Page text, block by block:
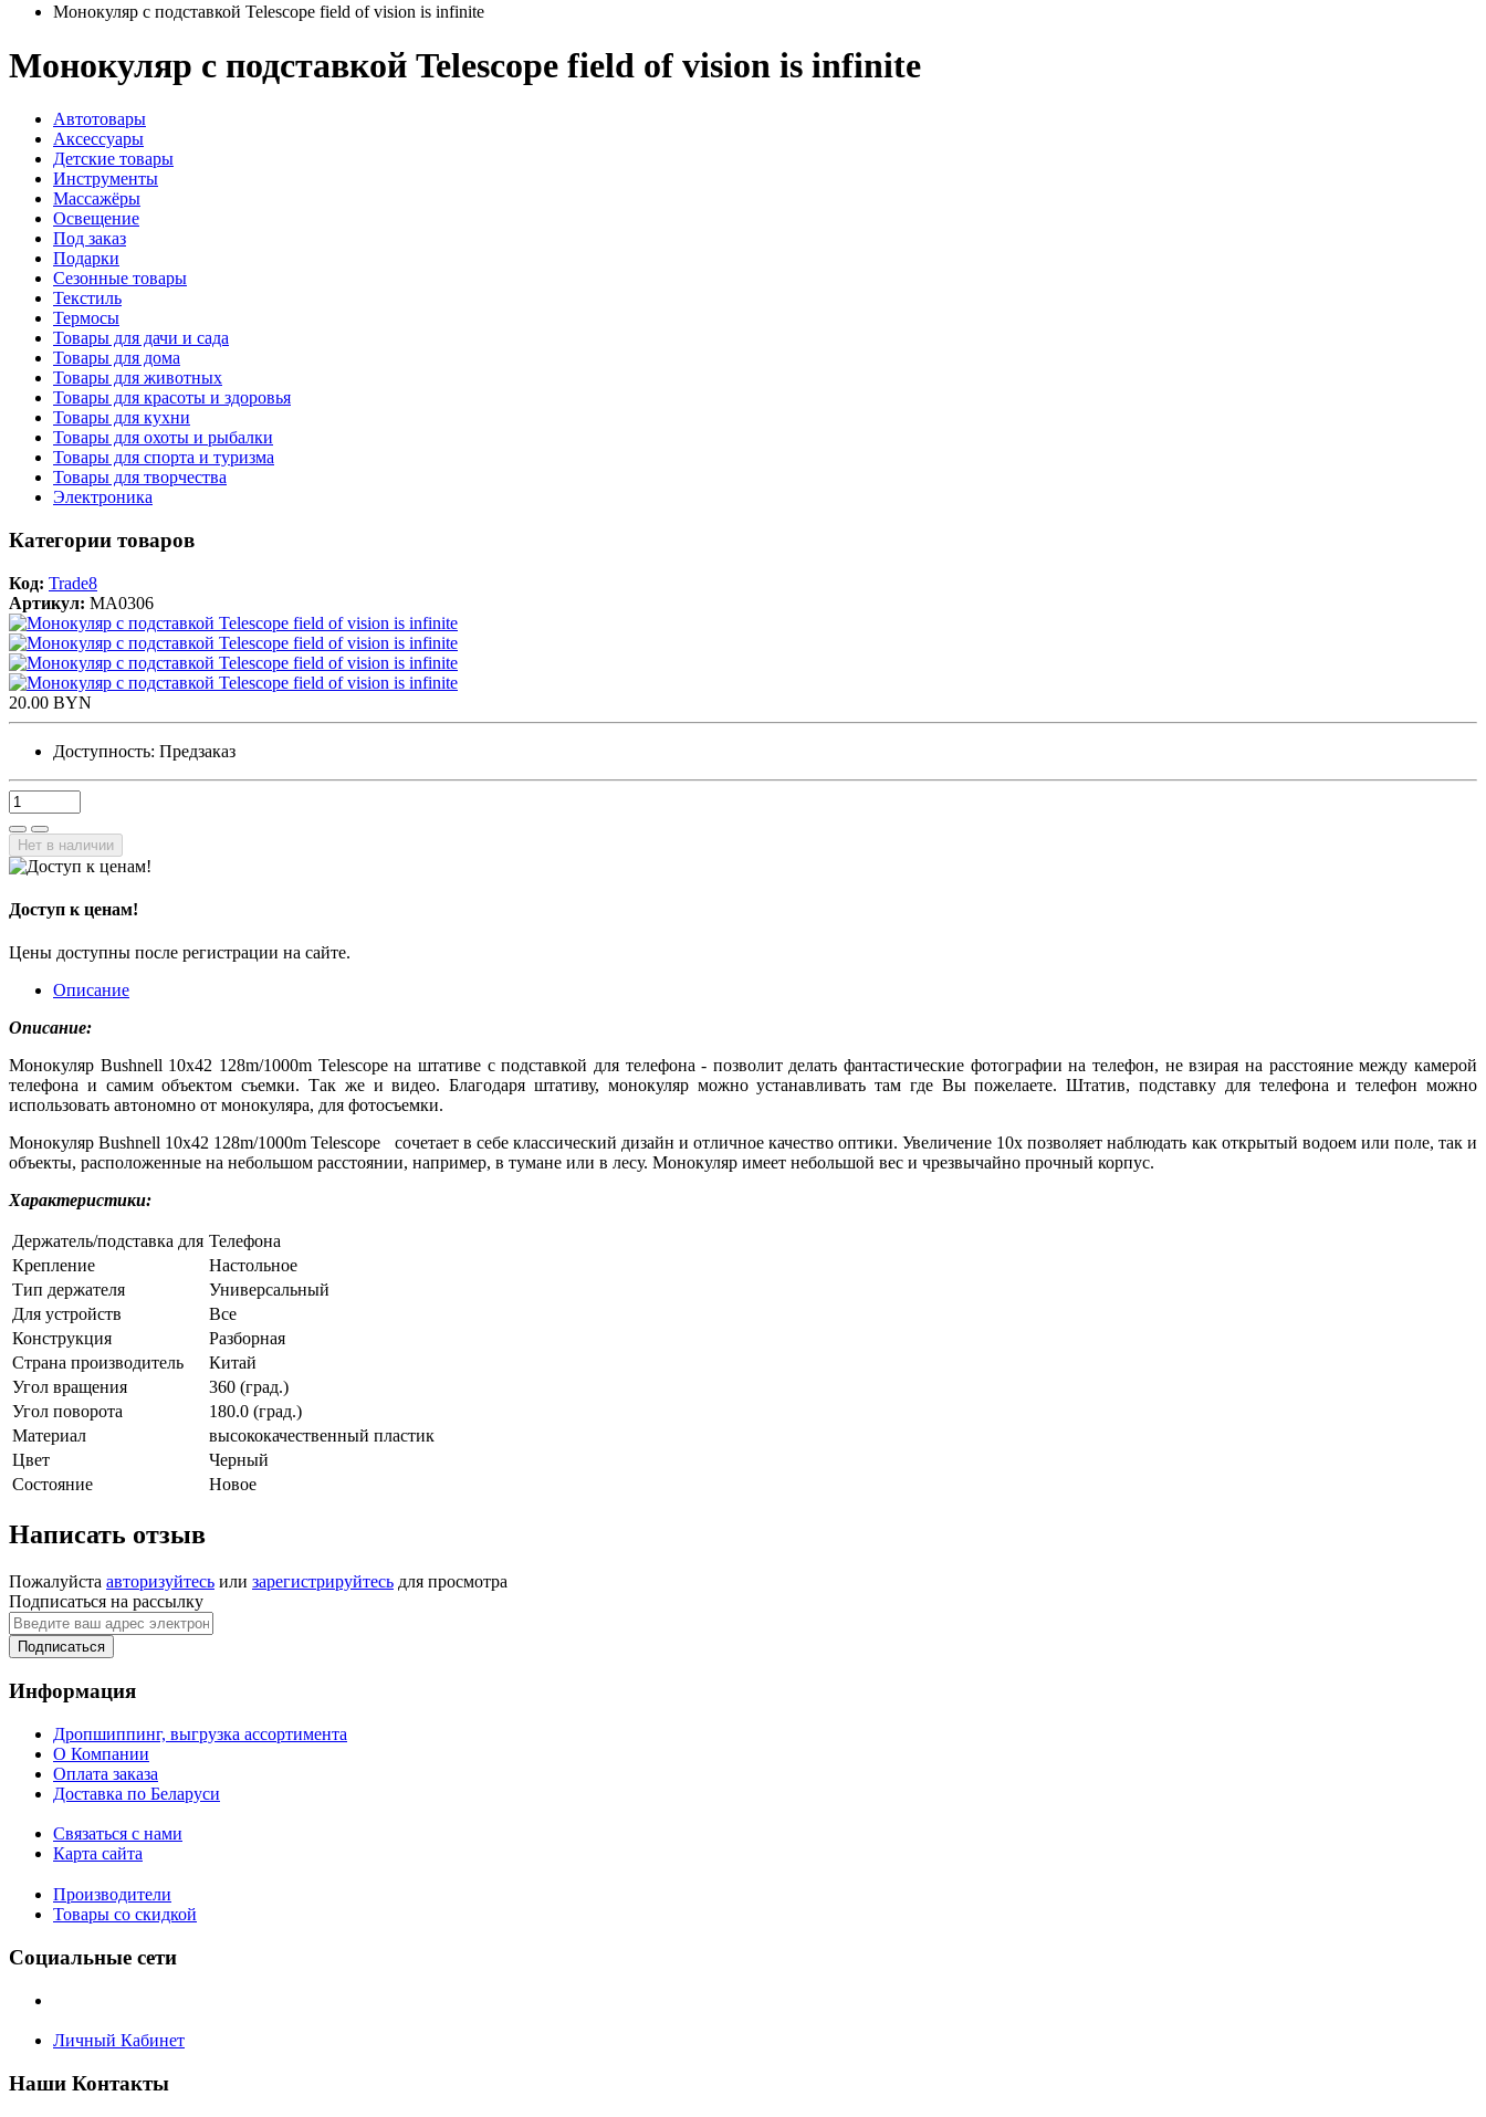
Монокуляр с подставкой Telescope field of vision is infinite
Монокуляр с подставкой Telescope field of vision is infinite
Автотовары
Аксессуары
Детские товары
Инструменты
Массажёры
Освещение
Под заказ
Подарки
Сезонные товары
Текстиль
Термосы
Товары для дачи и сада
Товары для дома
Товары для животных
Товары для красоты и здоровья
Товары для кухни
Товары для охоты и рыбалки
Товары для спорта и туризма
Товары для творчества
Электроника
Категории товаров
Код: Trade8
Артикул: MA0306
20.00 BYN
Доступность: Предзаказ
Нет в наличии
Доступ к ценам!
Цены доступны после регистрации на сайте.
Описание
Описание:
Монокуляр Bushnell 10х42 128m/1000m Telescope на штативе с подставкой для телефона - позволит делать фантастические фотографии на телефон, не взирая на расстояние между камерой
телефона и самим объектом съемки. Так же и видео. Благодаря штативу, монокуляр можно устанавливать там где Вы пожелаете. Штатив, подставку для телефона и телефон можно
использовать автономно от монокуляра, для фотосъемки.
Монокуляр Bushnell 10х42 128m/1000m Telescope сочетает в себе классический дизайн и отличное качество оптики. Увеличение 10х позволяет наблюдать как открытый водоем или поле, так и
объекты, расположенные на небольшом расстоянии, например, в тумане или в лесу. Монокуляр имеет небольшой вес и чрезвычайно прочный корпус.
Характеристики:
Держатель/подставка для Телефона
Крепление
Настольное
Тип держателя
Универсальный
Для устройств
Все
Конструкция
Разборная
Страна производитель
Китай
Угол вращения
360 (град.)
Угол поворота
180.0 (град.)
Материал
высококачественный пластик
Цвет
Черный
Состояние
Новое
Написать отзыв
Пожалуйста авторизуйтесь или зарегистрируйтесь для просмотра
Подписаться на рассылку
Подписаться
Информация
Дропшиппинг, выгрузка ассортимента
О Компании
Оплата заказа
Доставка по Беларуси
Связаться с нами
Карта сайта
Производители
Товары со скидкой
Социальные сети
Личный Кабинет
Наши Контакты